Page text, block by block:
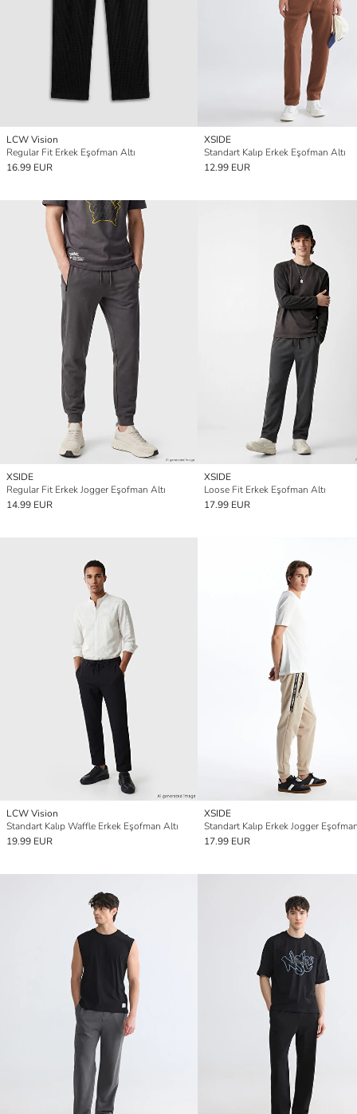
LCW Vision
Regular Fit Erkek Eşofman Altı
16.99 EUR
XSIDE
Standart Kalıp Erkek Eşofman Altı
12.99 EUR
XSIDE
Regular Fit Erkek Jogger Eşofman Altı
14.99 EUR
XSIDE
Loose Fit Erkek Eşofman Altı
17.99 EUR
LCW Vision
Standart Kalıp Waffle Erkek Eşofman Altı
19.99 EUR
XSIDE
Standart Kalıp Erkek Jogger
17.99 EUR